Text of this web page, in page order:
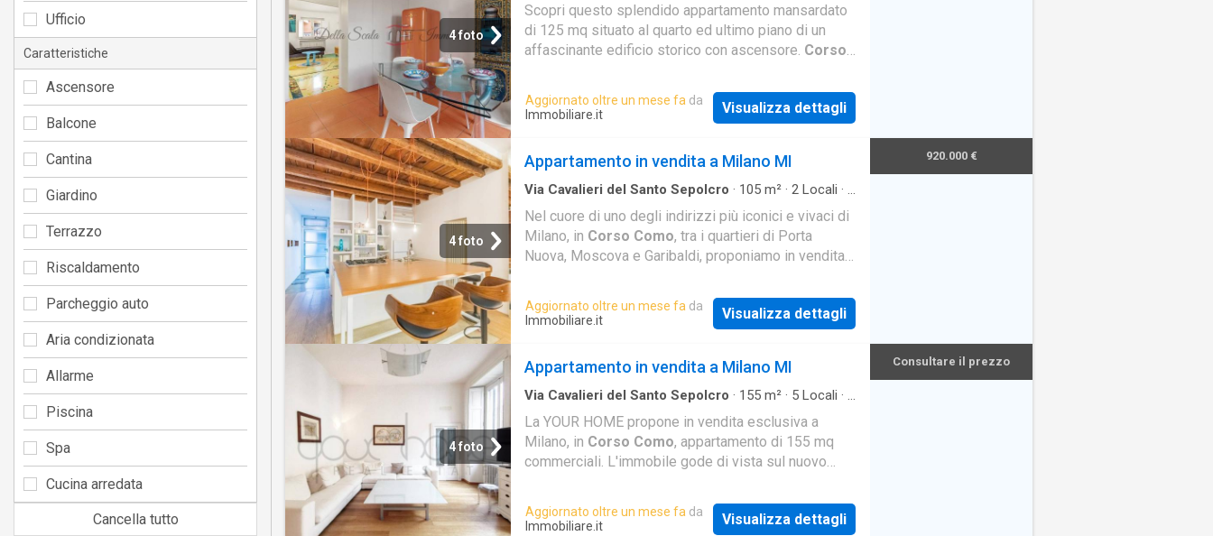
4 foto
Scopri questo splendido appartamento mansardato
di 125 mq situato al quarto ed ultimo piano di un
affascinante edificio storico con ascensore. Corso
Aggiornato oltre un mese fa da
Immobiliare.it
Visualizza dettagli
4 foto
Appartamento in vendita a Milano MI
Via Cavalieri del Santo Sepolcro · 105 m² · 2 Locali · 2
Nel cuore di uno degli indirizzi più iconici e vivaci di
Milano, in Corso Como, tra i quartieri di Porta
Nuova, Moscova e Garibaldi, proponiamo in vendita
Aggiornato oltre un mese fa da
Immobiliare.it
Visualizza dettagli
920.000 €
4 foto
Appartamento in vendita a Milano MI
Via Cavalieri del Santo Sepolcro · 155 m² · 5 Locali ·
La YOUR HOME propone in vendita esclusiva a
Milano, in Corso Como, appartamento di 155 mq
commerciali. L'immobile gode di vista sul nuovo
Aggiornato oltre un mese fa da
Immobiliare.it
Visualizza dettagli
Consultare il prezzo
Ufficio
Caratteristiche
Ascensore
Balcone
Cantina
Giardino
Terrazzo
Riscaldamento
Parcheggio auto
Aria condizionata
Allarme
Piscina
Spa
Cucina arredata
Cancella tutto